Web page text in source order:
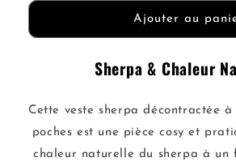
Veste
de
Veste
Zippée
Ajouter au
Sherpa & Chaleur
Cette veste sherpa décontractée
poches est une pièce cosy et
chaleur naturelle du sherpa à un